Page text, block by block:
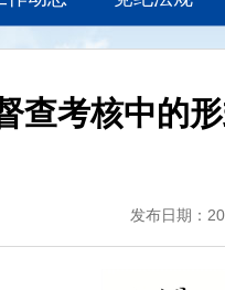
查考核中的
发布日期：